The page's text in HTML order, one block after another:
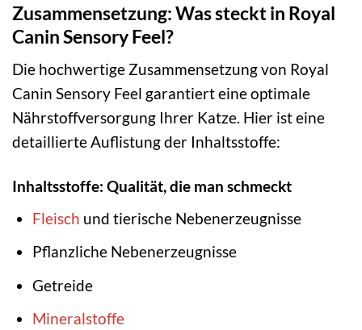
Zusammensetzung: Was steckt in Royal
Canin Sensory Feel?
Die hochwertige Zusammensetzung von Royal
Canin Sensory Feel garantiert eine optimale
Nährstoffversorgung Ihrer Katze. Hier ist eine
detaillierte Auflistung der Inhaltsstoffe:
Inhaltsstoffe: Qualität, die man schmeckt
Fleisch und tierische Nebenerzeugnisse
Pflanzliche Nebenerzeugnisse
Getreide
Mineralstoffe